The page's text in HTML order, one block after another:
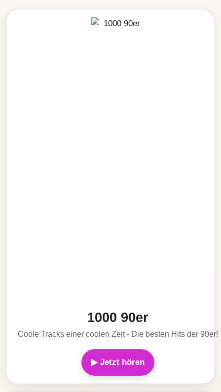
1000 90er
Coole Tracks einer coolen Zeit - Die besten Hits der 90er!
▶ Jetzt hören